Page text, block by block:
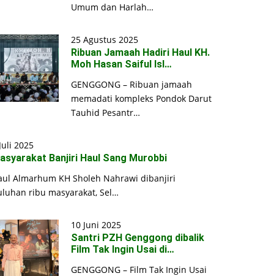
Umum dan Harlah…
25 Agustus 2025
Ribuan Jamaah Hadiri Haul KH.
Moh Hasan Saiful Isl…
GENGGONG – Ribuan jamaah
memadati kompleks Pondok Darut
Tauhid Pesantr…
2025
Banjiri Haul Sang Murobbi
Almarhum KH Sholeh Nahrawi dibanjiri
ribu masyarakat, Sel…
10 Juni 2025
Santri PZH Genggong dibalik
Film Tak Ingin Usai di…
GENGGONG – Film Tak Ingin Usai